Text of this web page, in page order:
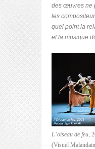
des œuvres ne
les
quel point la
et la musique
L’oiseau de feu,
(Visuel